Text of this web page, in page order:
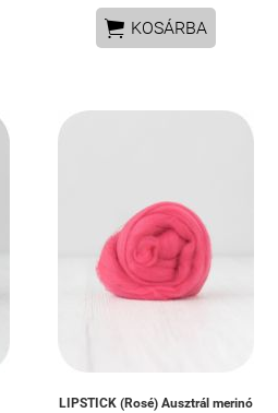
 KOSÁRBA
LIPSTICK (Rosé) Ausztrál merinó